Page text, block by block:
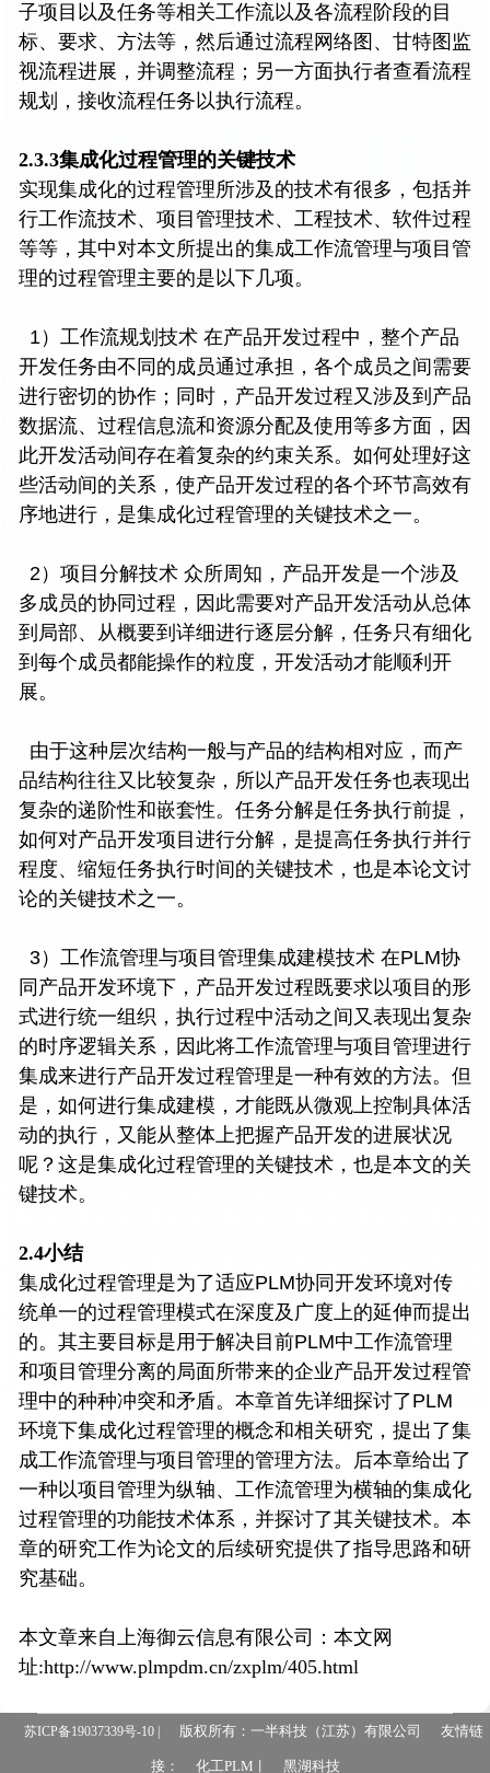
子项目以及任务等相关工作流以及各流程阶段的目
标、要求、方法等，然后通过流程网络图、甘特图监
视流程进展，并调整流程；另一方面执行者查看流程
规划，接收流程任务以执行流程。
2.3.3集成化过程管理的关键技术
实现集成化的过程管理所涉及的技术有很多，包括并
行工作流技术、项目管理技术、工程技术、软件过程
等等，其中对本文所提出的集成工作流管理与项目管
理的过程管理主要的是以下几项。
1）工作流规划技术 在产品开发过程中，整个产品
开发任务由不同的成员通过承担，各个成员之间需要
进行密切的协作；同时，产品开发过程又涉及到产品
数据流、过程信息流和资源分配及使用等多方面，因
此开发活动间存在着复杂的约束关系。如何处理好这
些活动间的关系，使产品开发过程的各个环节高效有
序地进行，是集成化过程管理的关键技术之一。
2）项目分解技术 众所周知，产品开发是一个涉及
多成员的协同过程，因此需要对产品开发活动从总体
到局部、从概要到详细进行逐层分解，任务只有细化
到每个成员都能操作的粒度，开发活动才能顺利开
展。
由于这种层次结构一般与产品的结构相对应，而产
品结构往往又比较复杂，所以产品开发任务也表现出
复杂的递阶性和嵌套性。任务分解是任务执行前提，
如何对产品开发项目进行分解，是提高任务执行并行
程度、缩短任务执行时间的关键技术，也是本论文讨
论的关键技术之一。
3）工作流管理与项目管理集成建模技术 在PLM协
同产品开发环境下，产品开发过程既要求以项目的形
式进行统一组织，执行过程中活动之间又表现出复杂
的时序逻辑关系，因此将工作流管理与项目管理进行
集成来进行产品开发过程管理是一种有效的方法。但
是，如何进行集成建模，才能既从微观上控制具体活
动的执行，又能从整体上把握产品开发的进展状况
呢？这是集成化过程管理的关键技术，也是本文的关
键技术。
2.4小结
集成化过程管理是为了适应PLM协同开发环境对传
统单一的过程管理模式在深度及广度上的延伸而提出
的。其主要目标是用于解决目前PLM中工作流管理
和项目管理分离的局面所带来的企业产品开发过程管
理中的种种冲突和矛盾。本章首先详细探讨了PLM
环境下集成化过程管理的概念和相关研究，提出了集
成工作流管理与项目管理的管理方法。后本章给出了
一种以项目管理为纵轴、工作流管理为横轴的集成化
过程管理的功能技术体系，并探讨了其关键技术。本
章的研究工作为论文的后续研究提供了指导思路和研
究基础。
本文章来自上海御云信息有限公司：本文网
址:http://www.plmpdm.cn/zxplm/405.html
苏ICP备19037339号-10 | 版权所有：一半科技（江苏）有限公司 友情链
接： 化工PLM 黑湖科技